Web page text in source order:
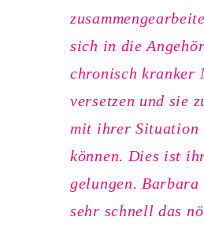
sich in die
chronisch kranker
versetzen und sie
mit ihrer Situation
können. Dies ist
gelungen.
sehr schnell das